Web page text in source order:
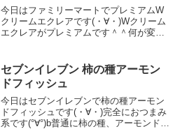
今日はファミリーマートでプレミアムW
クリームエクレアです(・∀・)Wクリーム
エクレアがプレミアムです＾＾何が変わ
感想新作でダブルクリームエクレアのプ
レミアムバージョン...
セブンイレブン 柿の種アーモン
ドフィッシュ
今日はセブンイレブンで柿の種アーモン
ドフィッシュです(・∀・)完全におつまみ
系です(°∀°)b普通に柿の種、アーモンド、